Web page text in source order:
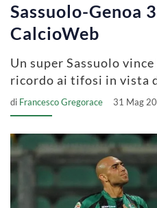
Sassuolo-Genoa
CalcioWeb
Un super Sassuolo
ricordo ai tifosi in vista
di Francesco Gregorace 31 Mag